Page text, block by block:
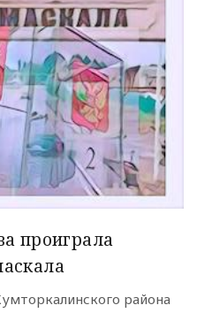
проиграла
района